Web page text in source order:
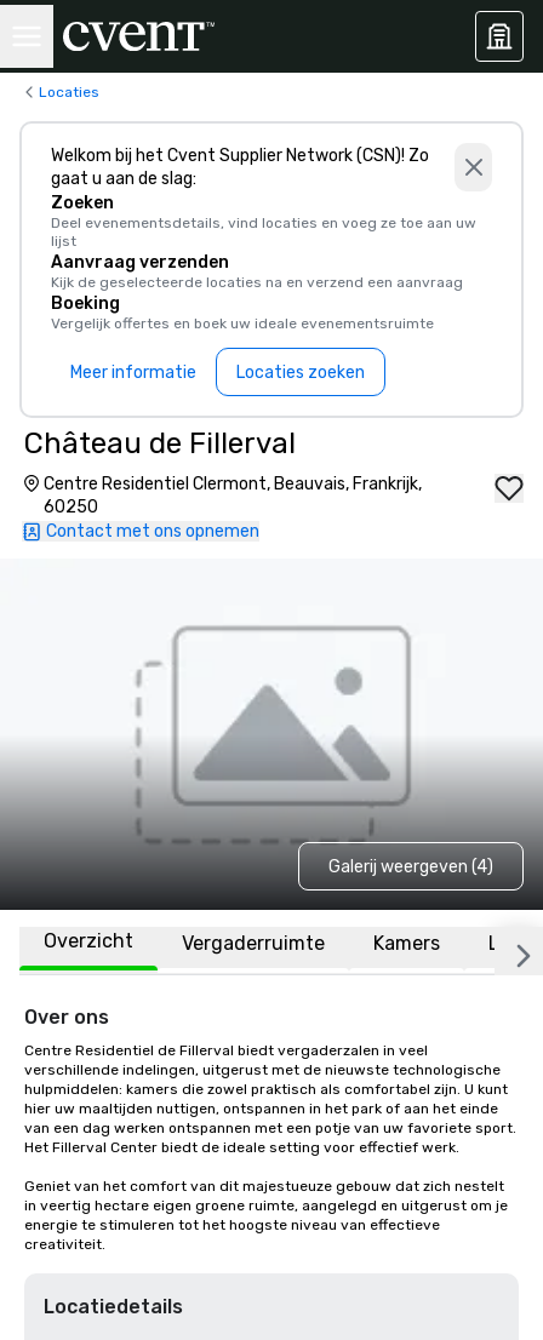
Locaties
Welkom bij het Cvent Supplier Network (CSN)! Zo
gaat u aan de slag:
Zoeken
Deel evenementsdetails, vind locaties en voeg ze toe aan uw
lijst
Aanvraag verzenden
Kijk de geselecteerde locaties na en verzend een aanvraag
Boeking
Vergelijk offertes en boek uw ideale evenementsruimte
Meer informatie Locaties zoeken
Château de Fillerval
Centre Residentiel Clermont, Beauvais, Frankrijk,
60250
Contact met ons opnemen
Galerij weergeven (4)
Overzicht Vergaderruimte Kamers
Over ons
Centre Residentiel de Fillerval biedt vergaderzalen in veel
verschillende indelingen, uitgerust met de nieuwste technologische
hulpmiddelen: kamers die zowel praktisch als comfortabel zijn. U kunt
hier uw maaltijden nuttigen, ontspannen in het park of aan het einde
van een dag werken ontspannen met een potje van uw favoriete sport.
Het Fillerval Center biedt de ideale setting voor effectief werk.
Geniet van het comfort van dit majestueuze gebouw dat zich nestelt
in veertig hectare eigen groene ruimte, aangelegd en uitgerust om je
energie te stimuleren tot het hoogste niveau van effectieve
creativiteit.
Locatiedetails